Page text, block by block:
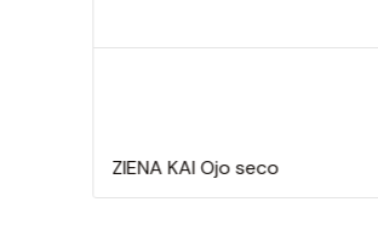
ZIENA KAI Ojo seco